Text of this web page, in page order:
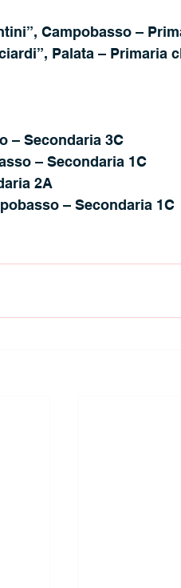
Campobasso –
Palata – Primaria
– Secondaria 3C
– Secondaria 1C
2A
– Secondaria 1C